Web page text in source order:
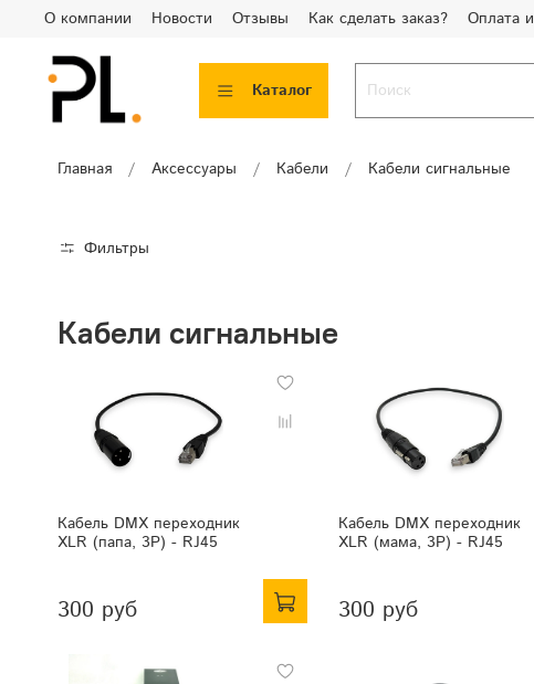
О компании Новости Отзывы Как сделать заказ? Оплата
Каталог
Главная Аксессуары Кабели Кабели сигнальные
Фильтры
Кабели сигнальные
Кабель DMX переходник
XLR (папа, 3P) - RJ45
300 руб
Кабель DMX переходник
XLR (мама, 3P) - RJ45
300 руб